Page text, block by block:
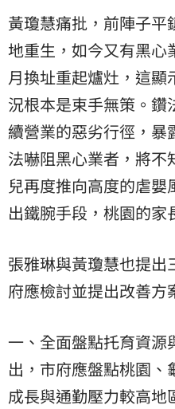
黃瓊慧痛批，前陣子平
地重生，如今又有黑心
月換址重起爐灶，這
況根本是束手無策。鑽
續營業的惡劣行徑，暴
法嚇阻黑心業者，將不
兒再度推向高度的虐
出鐵腕手段，桃園的家
張雅琳與黃瓊慧也提
府應檢討並提出改善方
一、全面盤點托育資源
出，市府應盤點桃園、
成長與通勤壓力較高地